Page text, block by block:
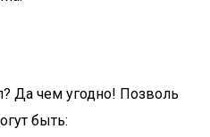
Да чем угодно! Позволь
быть: